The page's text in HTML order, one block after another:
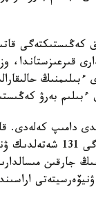
كەڭىستىكتەگى
قىرعىزستاندا،
ءبىلىم بەرۋ
دامىپ كەلەدى.
ۋنيۆەرسيتەتتەردىڭ
جارقىن